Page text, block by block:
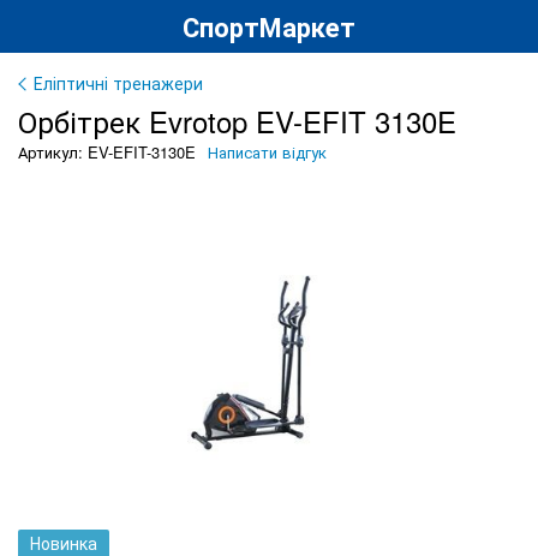
СпортМаркет
Еліптичні тренажери
Орбітрек Evrotop EV-EFIT 3130E
Артикул: EV-EFIT-3130E Написати відгук
Новинка